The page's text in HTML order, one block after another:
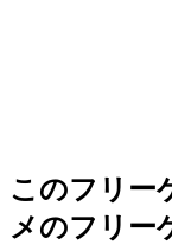
このフリー
メのフリー